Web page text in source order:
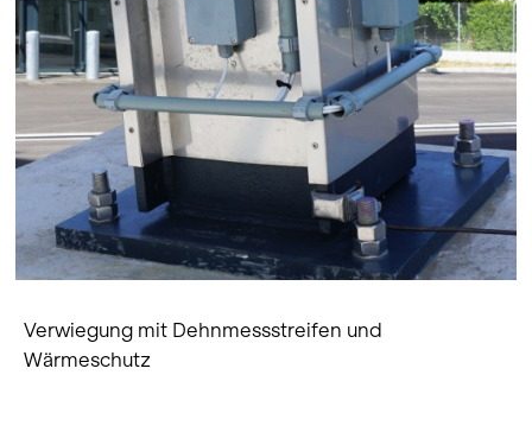
Verwiegung mit Dehnmessstreifen und
Wärmeschutz